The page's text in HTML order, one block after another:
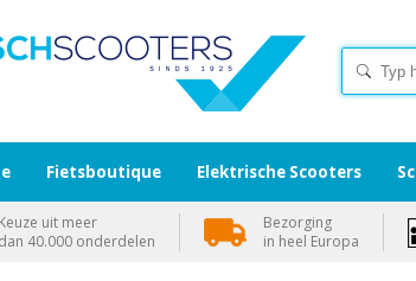
Fietsboutique Elektrische Scooters
Keuze uit meer
dan 40.000 onderdelen
Bezorging
in heel Europa